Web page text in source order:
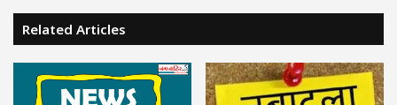
Related Articles